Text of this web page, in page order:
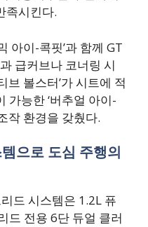
족시킨다.
아이-콕핏’과 함께 GT
급커브나 코너링 시
브 볼스터’가 시트에 적
가능한 ‘버추얼 아이-
작 환경을 갖췄다.
으로 도심 주행의
드 시스템은 1.2L 퓨
드 전용 6단 듀얼 클러